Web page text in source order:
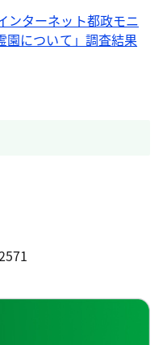
ンターネット都政モニ
園について」調査結果